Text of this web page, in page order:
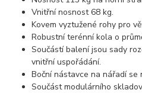
Vnitřní nosnost 68 kg.
Kovem vyztužené rohy pro
Robustní terénní kola o
Součástí balení jsou sady
vnitřní uspořádání.
Boční nástavce na nářadí se
Součást modulárního